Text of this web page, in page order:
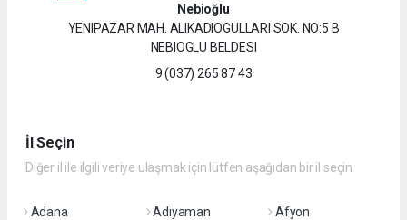
Nebioğlu
YENIPAZAR MAH. ALIKADIOGULLARI SOK. NO:5 B
NEBIOGLU BELDESI
9 (037) 265 87 43
İl Seçin
Diğer il ile ilgili veriye ulaşmak için lütfen aşağıdan bir il seçin
Adana Adıyaman
Afyon